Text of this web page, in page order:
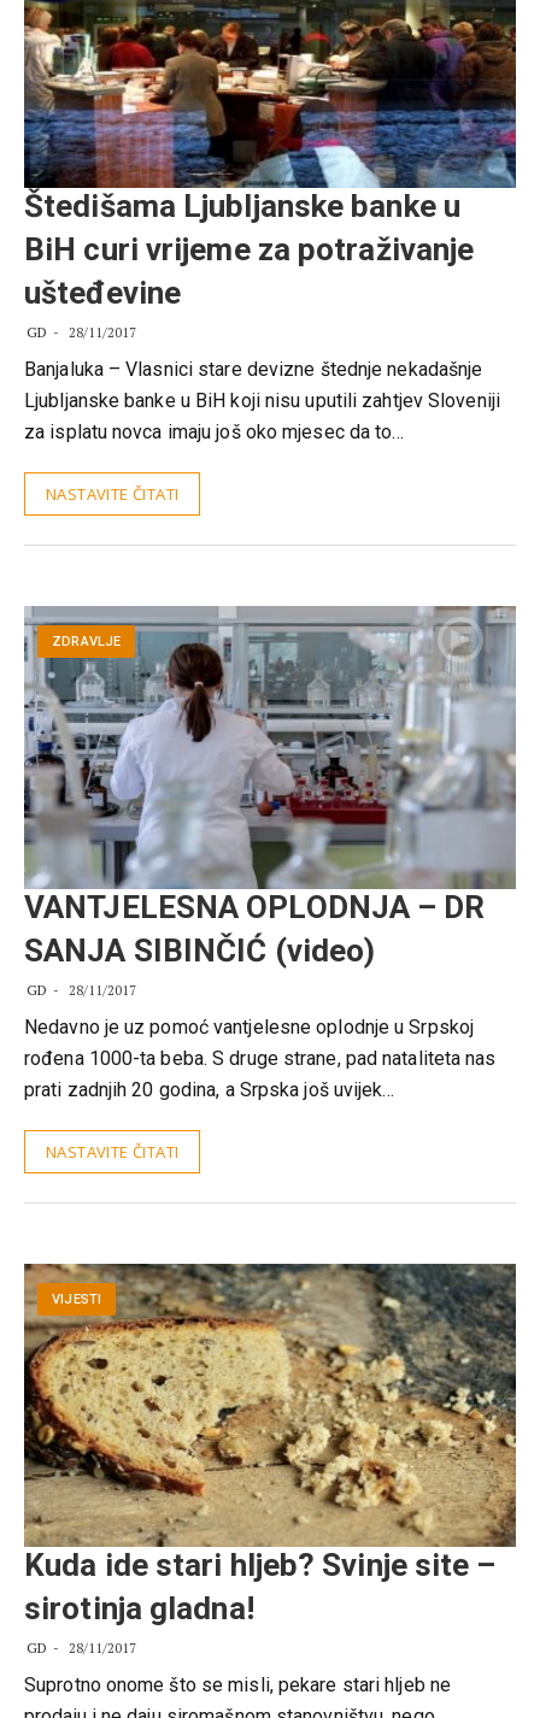
Štedišama Ljubljanske banke u
BiH curi vrijeme za potraživanje
ušteđevine
GD 28/11/2017
Banjaluka – Vlasnici stare devizne štednje nekadašnje
Ljubljanske banke u BiH koji nisu uputili zahtjev Sloveniji
za isplatu novca imaju još oko mjesec da to…
NASTAVITE ČITATI
ZDRAVLJE
VANTJELESNA OPLODNJA – DR
SANJA SIBINČIĆ (video)
GD 28/11/2017
Nedavno je uz pomoć vantjelesne oplodnje u Srpskoj
rođena 1000-ta beba. S druge strane, pad nataliteta nas
prati zadnjih 20 godina, a Srpska još uvijek…
NASTAVITE ČITATI
VIJESTI
Kuda ide stari hljeb? Svinje site –
sirotinja gladna!
GD 28/11/2017
Suprotno onome što se misli, pekare stari hljeb ne